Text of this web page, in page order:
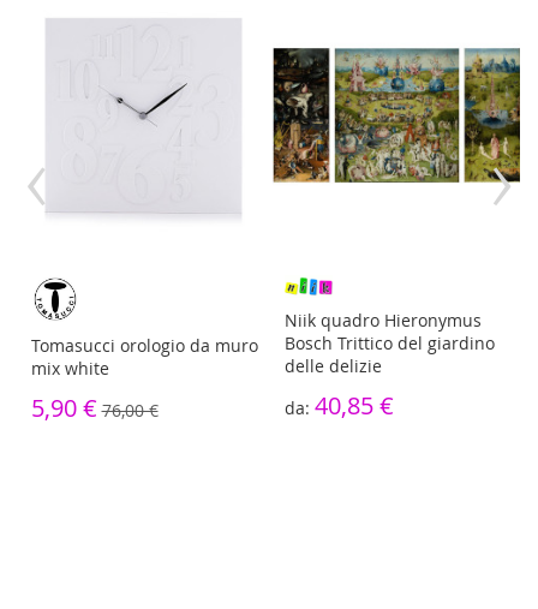
Tomasucci orologio da muro
mix white
5,90 € 76,00 €
Niik quadro Hieronymus
Bosch Trittico del giardino
delle delizie
40,85 €
‹ ›